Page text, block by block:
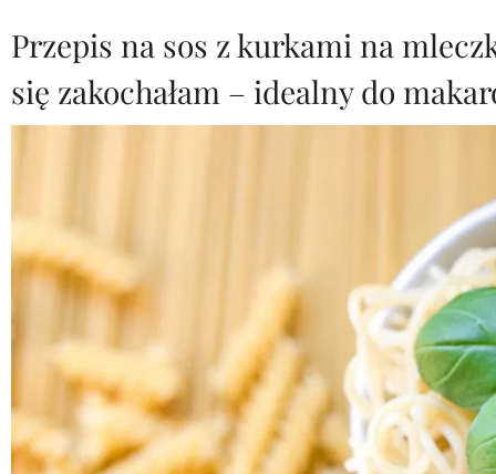
Przepis na sos z kurkami na
się zakochałam – idealny do